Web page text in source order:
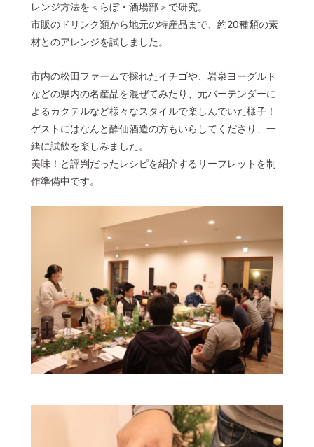
レンジ方法を＜らぼ・酒場部＞で研究。
市販のドリンク類から地元の特産品まで、約20種類の素
材とのアレンジを試しました。
市内の松田ファームで採れたイチゴや、岩泉ヨーグルト
などの県内の名産品を混ぜてみたり、元バーテンダーに
よるカクテルなど様々なスタイルで楽しんでいた様子！
ゲストにはなんと酔仙酒造の方もいらしてくださり、一
緒に試飲を楽しみました。
美味！と評判だったレシピを紹介するリーフレットを制
作準備中です。